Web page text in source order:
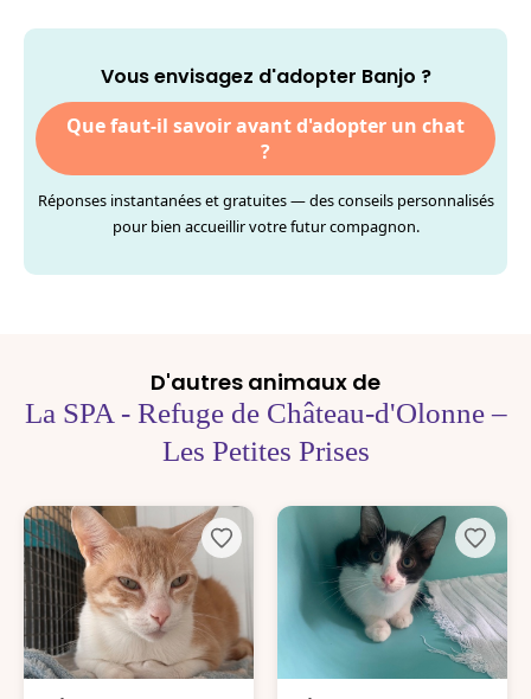
Vous envisagez d'adopter Banjo ?
Que faut-il savoir avant d'adopter un chat
?
Réponses instantanées et gratuites — des conseils personnalisés
pour bien accueillir votre futur compagnon.
D'autres animaux de
La SPA - Refuge de Château-d'Olonne –
Les Petites Prises